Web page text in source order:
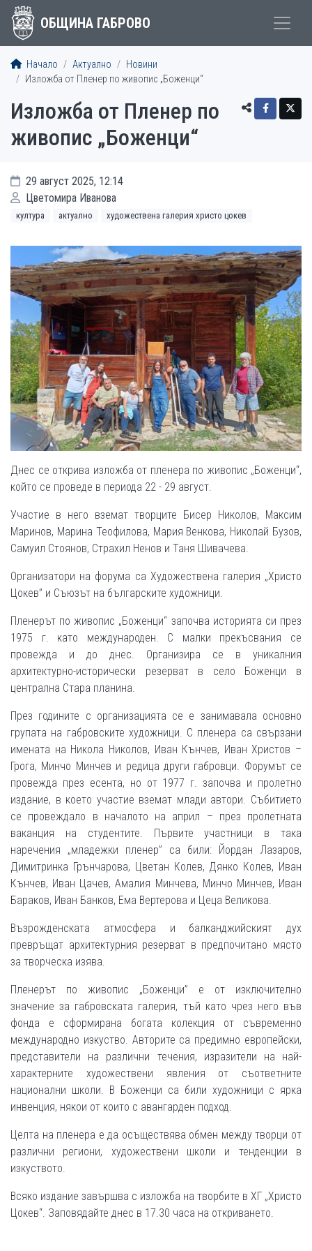
ОБЩИНА ГАБРОВО
Начало Актуално
Новини
Изложба от Пленер по живопис „Боженци“
Изложба от Пленер по
живопис „Боженци“
29 август 2025, 12:14
Цветомира Иванова
култура актуално художествена галерия христо цокев
Днес се открива изложба от пленера по живопис „Боженци“,
който се проведе в периода 22 - 29 август.
Участие в него вземат творците Бисер Николов, Максим
Маринов, Марина Теофилова, Мария Венкова, Николай Бузов,
Самуил Стоянов, Страхил Ненов и Таня Шивачева.
Организатори на форума са Художествена галерия „Христо
Цокев” и Съюзът на българските художници.
Пленерът по живопис „Боженци“ започва историята си през
1975 г. като международен. С малки прекъсвания се
провежда и до днес. Организира се в уникалния
архитектурно-исторически резерват в село Боженци в
централна Стара планина.
През годините с организацията се е занимавала основно
групата на габровските художници. С пленера са свързани
имената на Никола Николов, Иван Кънчев, Иван Христов –
Грога, Минчо Минчев и редица други габровци. Форумът се
провежда през есента, но от 1977 г. започва и пролетно
издание, в което участие вземат млади автори. Събитието
се провеждало в началото на април – през пролетната
ваканция на студентите. Първите участници в така
наречения „младежки пленер” са били: Йордан Лазаров,
Димитринка Грънчарова, Цветан Колев, Дянко Колев, Иван
Кънчев, Иван Цачев, Амалия Минчева, Минчо Минчев, Иван
Бараков, Иван Банков, Ема Вертерова и Цеца Великова.
Възрожденската атмосфера и балканджийският дух
превръщат архитектурния резерват в предпочитано място
за творческа изява.
Пленерът по живопис „Боженци” е от изключително
значение за габровската галерия, тъй като чрез него във
фонда е сформирана богата колекция от съвременно
международно изкуство. Авторите са предимно европейски,
представители на различни течения, изразители на най-
характерните художествени явления от съответните
национални школи. В Боженци са били художници с ярка
инвенция, някои от които с авангарден подход.
Целта на пленера е да осъществява обмен между творци от
различни региони, художествени школи и тенденции в
изкуството.
Всяко издание завършва с изложба на творбите в ХГ „Христо
Цокев“. Заповядайте днес в 17.30 часа на откриването.